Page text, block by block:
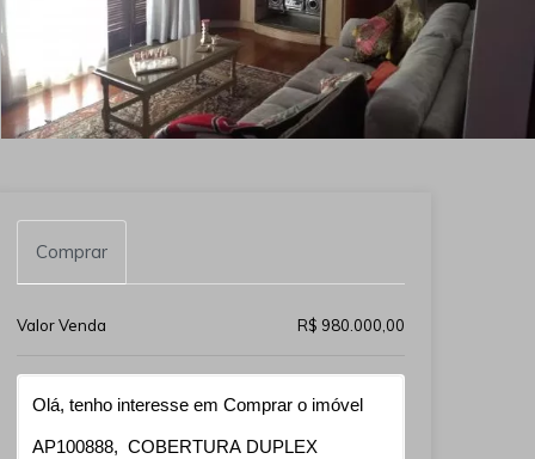
Comprar
Valor Venda R$ 980.000,00